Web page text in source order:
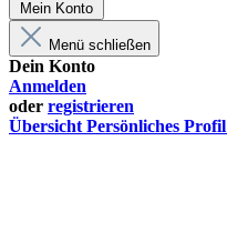
Mein Konto
Menü schließen
Dein Konto
Anmelden
oder registrieren
Übersicht Persönliches Profil